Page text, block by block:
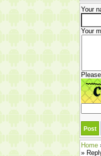
Your
Your
Home
»